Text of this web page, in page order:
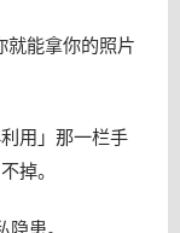
就能拿你的照片
用」那一栏手
掉。
患。